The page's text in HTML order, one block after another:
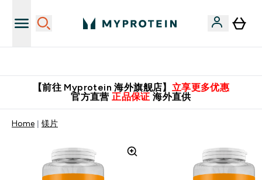
【前往 Myprotein 海外旗舰店】 立享更多优惠
官方直营 正品保证 海外直供
Home 镁片